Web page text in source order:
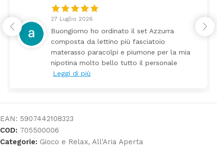
27 Luglio 2026
Buongiorno ho ordinato il set Azzurra
composta da lettino più fasciatoio
materasso paracolpi e piumone per la mia
nipotina molto bello tutto il personale
Leggi di più
EAN: 5907442108323
COD: 705500006
Categorie: Gioco e Relax, All'Aria Aperta